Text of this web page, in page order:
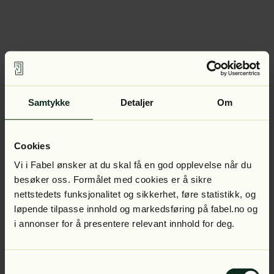
Samtykke Detaljer Om
Cookies
Vi i Fabel ønsker at du skal få en god opplevelse når du
besøker oss. Formålet med cookies er å sikre
nettstedets funksjonalitet og sikkerhet, føre statistikk, og
løpende tilpasse innhold og markedsføring på fabel.no og
i annonser for å presentere relevant innhold for deg.